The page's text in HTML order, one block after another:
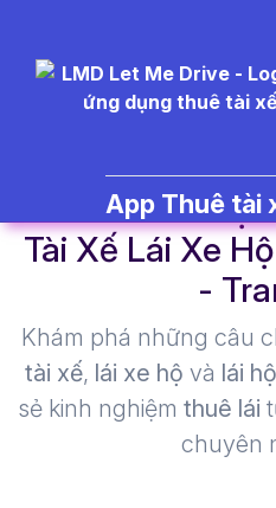
App Thuê tài
tài xế lái xe hộ
Tài Xế Lái Xe
-
Khám phá những câu
tài xế, lái xe hộ và lái hộ
sẻ kinh nghiệm thuê lái
chuyên